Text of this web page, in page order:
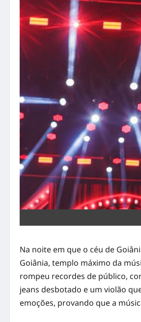
Na noite em que o céu de
Goiânia, templo máximo da
rompeu recordes de público,
jeans desbotado e um violão
emoções, provando que a